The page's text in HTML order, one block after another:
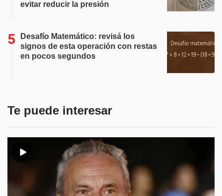
evitar reducir la presión
Desafío Matemático: revisá los
signos de esta operación con restas
en pocos segundos
Te puede interesar